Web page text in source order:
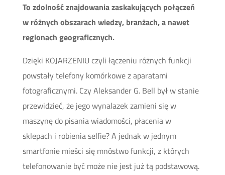
To zdolność znajdowania zaskakujących połączeń
w różnych obszarach wiedzy, branżach, a nawet
regionach geograficznych.
Dzięki KOJARZENIU czyli łączeniu różnych funkcji
powstały telefony komórkowe z aparatami
fotograficznymi. Czy Aleksander G. Bell był w stanie
przewidzieć, że jego wynalazek zamieni się w
maszynę do pisania wiadomości, płacenia w
sklepach i robienia selfie? A jednak w jednym
smartfonie mieści się mnóstwo funkcji, z których
telefonowanie być może nie jest już tą podstawową.